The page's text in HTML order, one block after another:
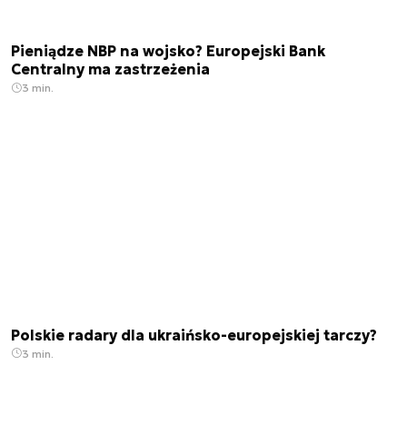
Pieniądze NBP na wojsko? Europejski Bank
Centralny ma zastrzeżenia
3 min.
Polskie radary dla ukraińsko-europejskiej tarczy?
3 min.